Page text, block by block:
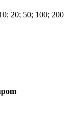
; 20; 50; 100; 200